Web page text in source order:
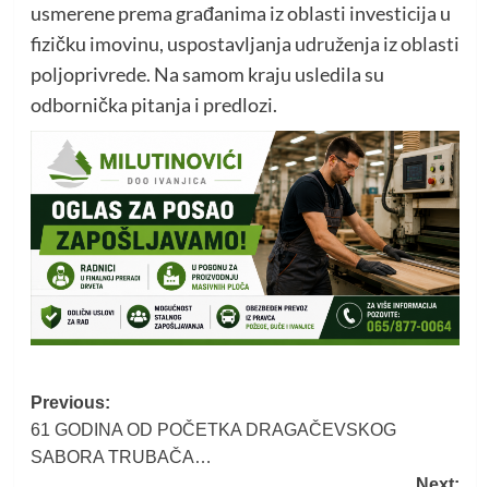
usmerene prema građanima iz oblasti investicija u
fizičku imovinu, uspostavljanja udruženja iz oblasti
poljoprivrede. Na samom kraju usledila su
odbornička pitanja i predlozi.
Post
navigation
Previous:
61 GODINA OD POČETKA DRAGAČEVSKOG
SABORA TRUBAČA…